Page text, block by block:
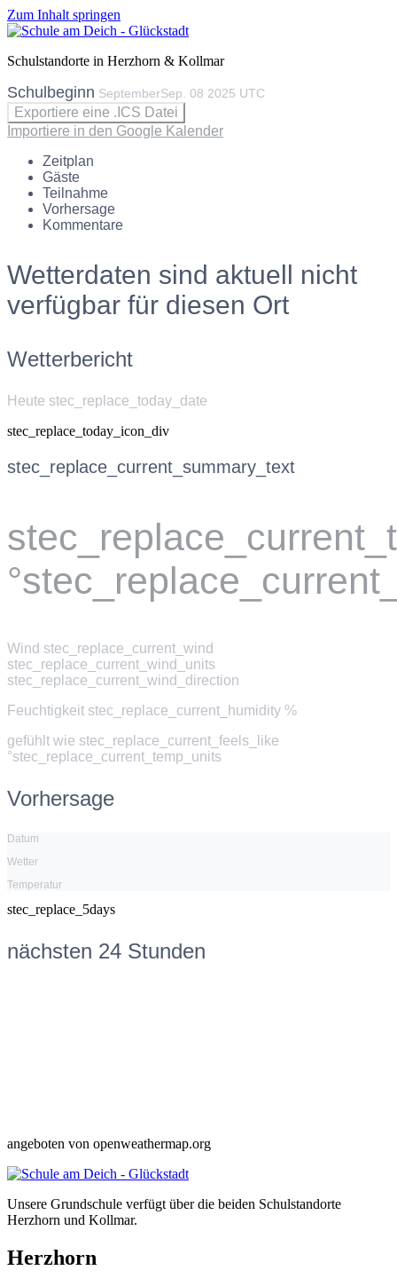
Zum Inhalt springen
Schulstandorte in Herzhorn & Kollmar
Schulbeginn SeptemberSep. 08 2025 UTC
Exportiere eine .ICS Datei
Importiere in den Google Kalender
Zeitplan
Gäste
Teilnahme
Vorhersage
Kommentare
Wetterdaten sind aktuell nicht
verfügbar für diesen Ort
Wetterbericht
Heute stec_replace_today_date
stec_replace_today_icon_div
stec_replace_current_summary_text
Wind stec_replace_current_wind
stec_replace_current_wind_units
stec_replace_current_wind_direction
Feuchtigkeit stec_replace_current_humidity %
gefühlt wie stec_replace_current_feels_like
°stec_replace_current_temp_units
Vorhersage
Datum
Wetter
Temperatur
stec_replace_5days
nächsten 24 Stunden
angeboten von openweathermap.org
Unsere Grundschule verfügt über die beiden Schulstandorte
Herzhorn und Kollmar.
Herzhorn